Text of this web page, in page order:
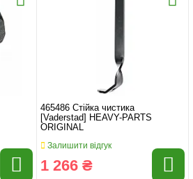
465486 Стійка чистика
[Vaderstad] HEAVY-PARTS
ORIGINAL
Залишити відгук
1 266 ₴